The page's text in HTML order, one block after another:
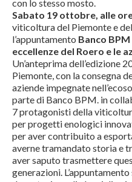
con lo stesso mosto.
Sabato 19 ottobre, alle
viticoltura del Piemonte e
l’appuntamento Banco
eccellenze del Roero e le
Un’anteprima dell’edizione
Piemonte, con la consegna
aziende impegnate
parte di Banco BPM. in
7 protagonisti della
per progetti enologici
per aver contribuito a
averne tramandato storia e
aver saputo trasmettere
generazioni.